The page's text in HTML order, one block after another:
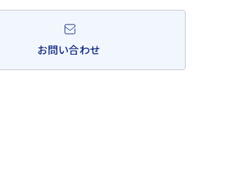
お問い合わせ